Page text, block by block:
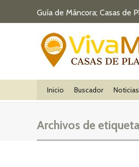
Guía de Máncora; Casas de
Inicio Buscador Noticias
Archivos de